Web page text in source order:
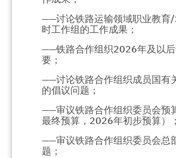
——讨论铁路运输领域职业教育/
时工作组的工作成果；
——铁路合作组织2026年及以
要；
——讨论铁路合作组织成员国有
的倡议问题；
——审议铁路合作组织委员会预
最终预算， 2026年初步预算）；
——审议铁路合作组织委员会总
题；